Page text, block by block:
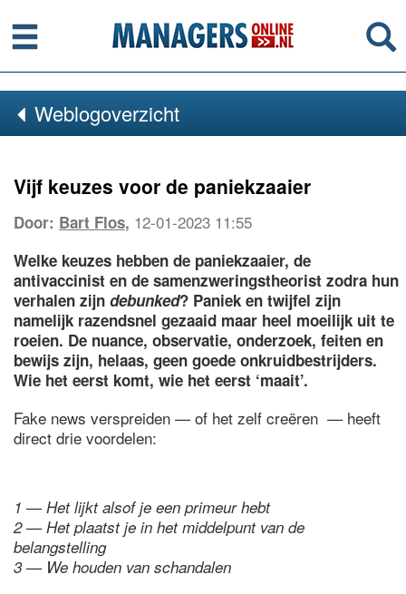
Menu
Weblogoverzicht
Vijf keuzes voor de paniekzaaier
Door: Bart Flos, 12-01-2023 11:55
Welke keuzes hebben de paniekzaaier, de
antivaccinist en de samenzweringstheorist zodra hun
verhalen zijn debunked? Paniek en twijfel zijn
namelijk razendsnel gezaaid maar heel moeilijk uit te
roeien. De nuance, observatie, onderzoek, feiten en
bewijs zijn, helaas, geen goede onkruidbestrijders.
Wie het eerst komt, wie het eerst ‘maait’.
Fake news verspreiden — of het zelf creëren — heeft
direct drie voordelen:
1 — Het lijkt alsof je een primeur hebt
2 — Het plaatst je in het middelpunt van de
belangstelling
3 — We houden van schandalen